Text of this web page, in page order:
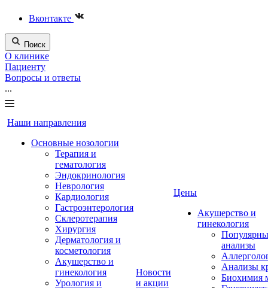
Вконтакте
Поиск
О клинике
Пациенту
Вопросы и ответы
...
Наши направления
Основные нозологии
Терапия и
гематология
Эндокринология
Неврология
Кардиология
Гастроэнтерология
Склеротерапия
Хирургия
Дерматология и
косметология
Акушерство и
гинекология
Урология и
Новости
и акции
Цены
Акушерство и
гинекология
анализы
Анализы
Биохимия